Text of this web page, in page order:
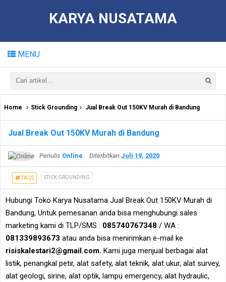
KARYA NUSATAMA
MENU
Home Stick Grounding Jual Break Out 150KV Murah di Bandung
Jual Break Out 150KV Murah di Bandung
Penulis Online Diterbitkan Juli 19, 2020
TAGS STICK GROUNDING
Hubungi Toko Karya Nusatama Jual Break Out 150KV Murah di
Bandung, Untuk pemesanan anda bisa menghubungi sales
marketing kami di TLP/SMS : 085740767348 / WA :
081339893673 atau anda bisa menirimkan e-mail ke
risiskalestari2@gmail.com. Kami juga menjual berbagai alat
listik, penangkal petir, alat safety, alat teknik, alat ukur, alat survey,
alat geologi, sirine, alat optik, lampu emergency, alat hydraulic,